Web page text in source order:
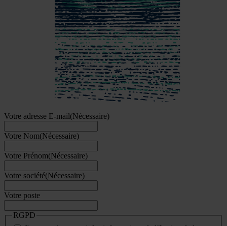
Votre adresse E-mail(Nécessaire)
Votre Nom(Nécessaire)
Votre Prénom(Nécessaire)
Votre société(Nécessaire)
Votre poste
RGPD